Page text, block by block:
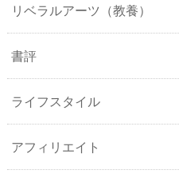
リベラルアーツ（教養）
書評
ライフスタイル
アフィリエイト